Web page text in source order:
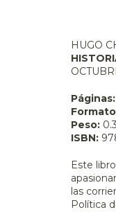
HUGO
Páginas:
Peso:
ISBN:
Este
las
Política